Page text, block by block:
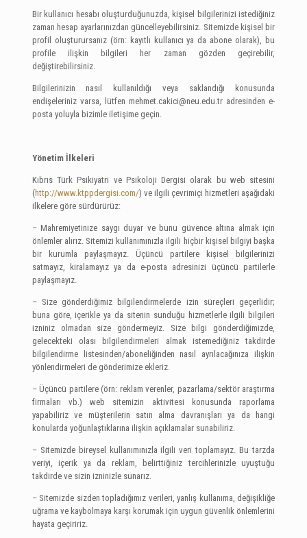
Bir kullanıcı hesabı oluşturduğunuzda, kişisel bilgilerinizi istediğiniz
zaman hesap ayarlarınızdan güncelleyebilirsiniz. Sitemizde kişisel bir
profil oluşturursanız (örn: kayıtlı kullanıcı ya da abone olarak), bu
profile ilişkin bilgileri her zaman gözden geçirebilir,
değiştirebilirsiniz.
Bilgilerinizin nasıl kullanıldığı veya saklandığı konusunda
endişeleriniz varsa, lütfenmehmet.cakici@neu.edu.tr adresinden e-
posta yoluyla bizimle iletişime geçin.
Yönetim İlkeleri
Kıbrıs Türk Psikiyatri ve Psikoloji Dergisi olarak bu web sitesini
(http://www.ktppdergisi.com/) ve ilgili çevrimiçi hizmetleri aşağıdaki
ilkelere göre sürdürürüz:
– Mahremiyetinize saygı duyar ve bunu güvence altına almak için
önlemler alırız. Sitemizi kullanımınızla ilgili hiçbir kişisel bilgiyi başka
bir kurumla paylaşmayız. Üçüncü partilere kişisel bilgilerinizi
satmayız, kiralamayız ya da e-posta adresinizi üçüncü partilerle
paylaşmayız.
– Size gönderdiğimiz bilgilendirmelerde izin süreçleri geçerlidir;
buna göre, içerikle ya da sitenin sunduğu hizmetlerle ilgili bilgileri
izniniz olmadan size göndermeyiz. Size bilgi gönderdiğimizde,
gelecekteki olası bilgilendirmeleri almak istemediğiniz takdirde
bilgilendirme listesinden/aboneliğinden nasıl ayrılacağınıza ilişkin
yönlendirmeleri de gönderimize ekleriz.
– Üçüncü partilere (örn: reklam verenler, pazarlama/sektör araştırma
firmaları vb.) web sitemizin aktivitesi konusunda raporlama
yapabiliriz ve müşterilerin satın alma davranışları ya da hangi
konularda yoğunlaştıklarına ilişkin açıklamalar sunabiliriz.
– Sitemizde bireysel kullanımınızla ilgili veri toplamayız. Bu tarzda
veriyi, içerik ya da reklam, belirttiğiniz tercihlerinizle uyuştuğu
takdirde ve sizin izninizle sunarız.
– Sitemizde sizden topladığımız verileri, yanlış kullanıma, değişikliğe
uğrama ve kaybolmaya karşı korumak için uygun güvenlik önlemlerini
hayata geçiririz.